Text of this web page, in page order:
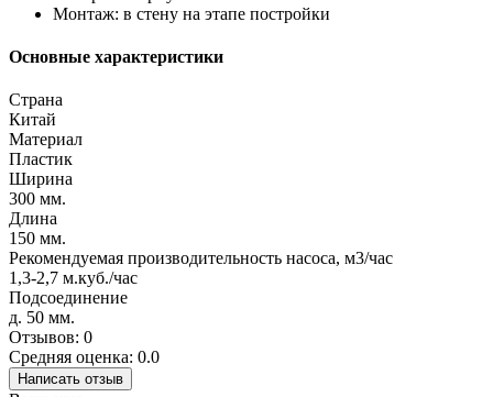
Монтаж: в стену на этапе постройки
Основные характеристики
Страна
Китай
Материал
Пластик
Ширина
300 мм.
Длина
150 мм.
Рекомендуемая производительность насоса, м3/час
1,3-2,7 м.куб./час
Подсоединение
д. 50 мм.
Отзывов: 0
Средняя оценка: 0.0
Написать отзыв